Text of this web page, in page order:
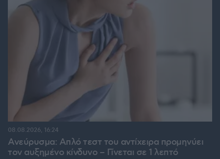
Ανεύρυσμα: Απλό τεστ του αντίχειρα προμηνύει
τον αυξημένο κίνδυνο – Γίνεται σε 1 λεπτό
08.08.2026, 16:24